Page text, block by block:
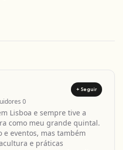
+ Seguir
0
Lisboa e sempre tive a
como meu grande quintal.
e eventos, mas também
e práticas